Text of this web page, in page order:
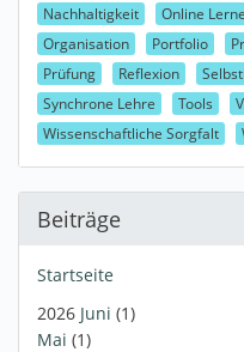
Nachhaltigkeit
Online
Organisation
Portfolio
Prüfung
Reflexion
Synchrone Lehre
Tools
Wissenschaftliche Sorgfalt
Beiträge
Startseite
2026 Juni (1)
Mai (1)